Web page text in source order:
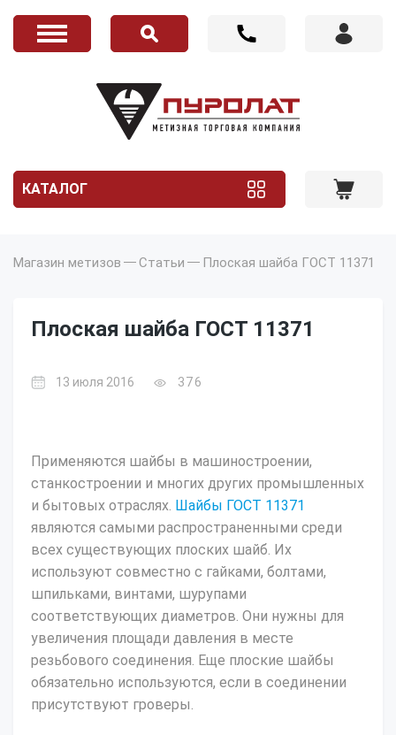
КАТАЛОГ
Магазин метизов Статьи Плоская шайба ГОСТ 11371
Плоская шайба ГОСТ 11371
13 июля 2016 376
Применяются шайбы в машиностроении,
станкостроении и многих других промышленных
и бытовых отраслях. Шайбы ГОСТ 11371
являются самыми распространенными среди
всех существующих плоских шайб. Их
используют совместно с гайками, болтами,
шпильками, винтами, шурупами
соответствующих диаметров. Они нужны для
увеличения площади давления в месте
резьбового соединения. Еще плоские шайбы
обязательно используются, если в соединении
присутствуют гроверы.